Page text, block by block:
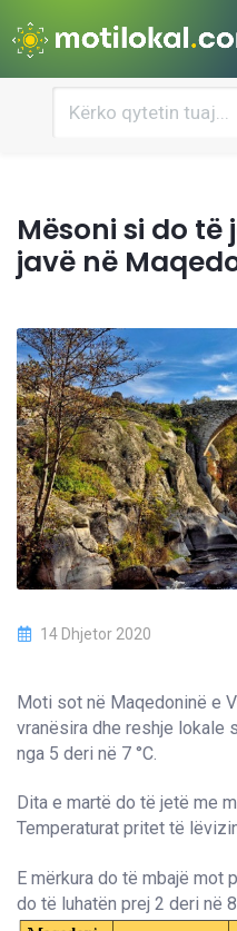
Mësoni si do
javë në
14 Dhjetor 2020
Moti sot në Maqedoninë e
vranësira dhe reshje lokale
nga 5 deri në 7 °C.
Dita e martë do të jetë me
Temperaturat pritet të
E mërkura do të mbajë mot
do të luhatën prej 2 deri në